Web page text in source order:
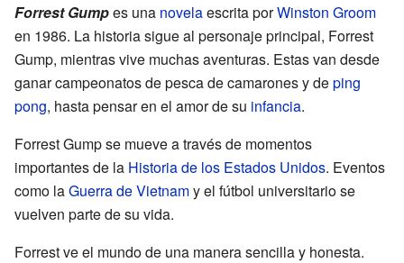
Forrest Gumpes una novelaescrita porWinston Groom
en 1986. La historia sigue al personaje principal, Forrest
Gump, mientras vive muchas aventuras. Estas van desde
ganar campeonatos de pesca de camarones y deping
pong, hasta pensar en el amor de su infancia.
Forrest Gump se mueve a través de momentos
importantes de la Historia de los Estados Unidos. Eventos
como laGuerra de Vietnamy el fútbol universitario se
vuelven parte de su vida.
Forrest ve el mundo de una manera sencilla y honesta.